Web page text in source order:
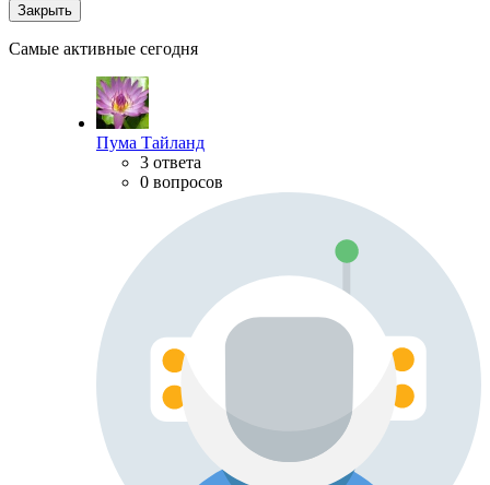
Закрыть
Самые активные сегодня
Пума Тайланд
3 ответа
0 вопросов